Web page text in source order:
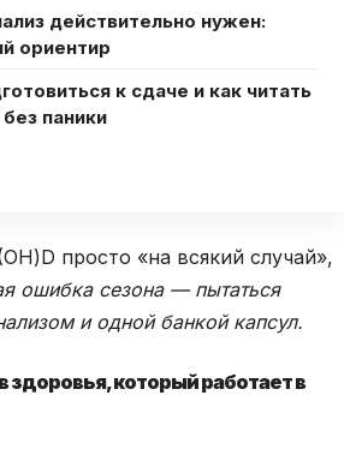
действительно нужен:
ориентир
к сдаче и как читать
паники
просто «на всякий случай»,
ошибка сезона — пытаться
и одной банкой капсул.
здоровья, который работает в